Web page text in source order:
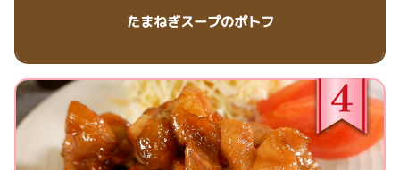
たまねぎスープのポトフ